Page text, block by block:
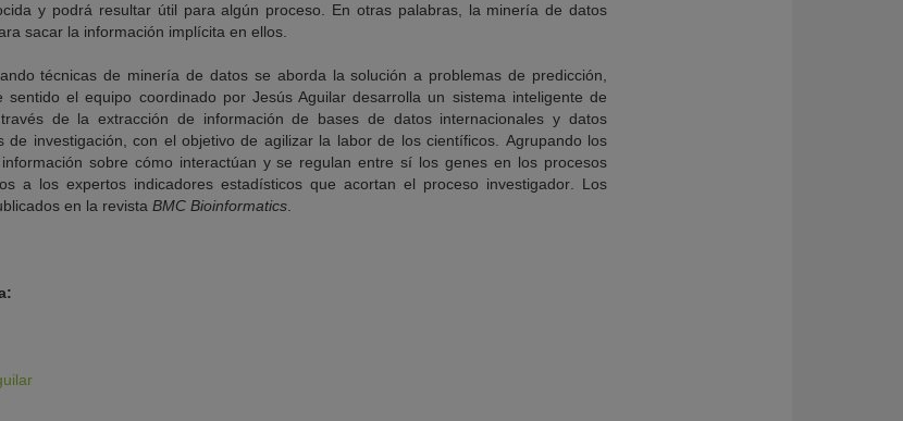
y podrá resultar útil para algún proceso. En otras palabras, la minería de datos
sacar la información implícita en ellos.
técnicas de minería de datos se aborda la solución a problemas de predicción,
sentido el equipo coordinado por Jesús Aguilar desarrolla un sistema inteligente de
de la extracción de información de bases de datos internacionales y datos
investigación, con el objetivo de agilizar la labor de los científicos. Agrupando los
sobre cómo interactúan y se regulan entre sí los genes en los procesos
a los expertos indicadores estadísticos que acortan el proceso investigador. Los
en la revista BMC Bioinformatics.